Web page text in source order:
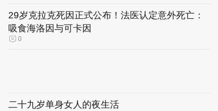
29岁克拉克死因正式公布！法医认定意外死亡：
吸食海洛因与可卡因
0
二十九岁单身女人的夜生活